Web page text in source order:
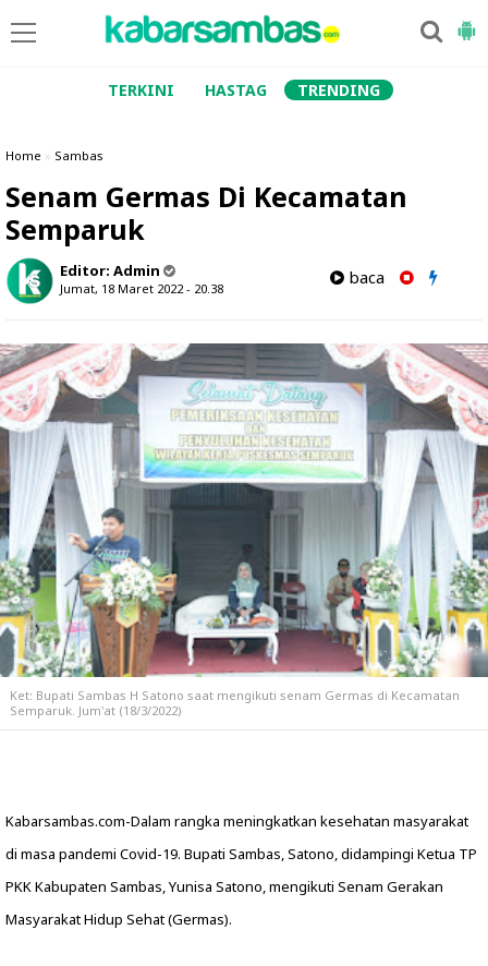
TERKINI HASTAG TRENDING
Home » Sambas
Senam Germas Di Kecamatan
Semparuk
Editor: Admin
Jumat, 18 Maret 2022 - 20.38
baca
Ket: Bupati Sambas H Satono saat mengikuti senam Germas di Kecamatan
Semparuk. Jum'at (18/3/2022)
Kabarsambas.com-Dalam rangka meningkatkan kesehatan masyarakat
di masa pandemi Covid-19. Bupati Sambas, Satono, didampingi Ketua TP
PKK Kabupaten Sambas, Yunisa Satono, mengikuti Senam Gerakan
Masyarakat Hidup Sehat (Germas).